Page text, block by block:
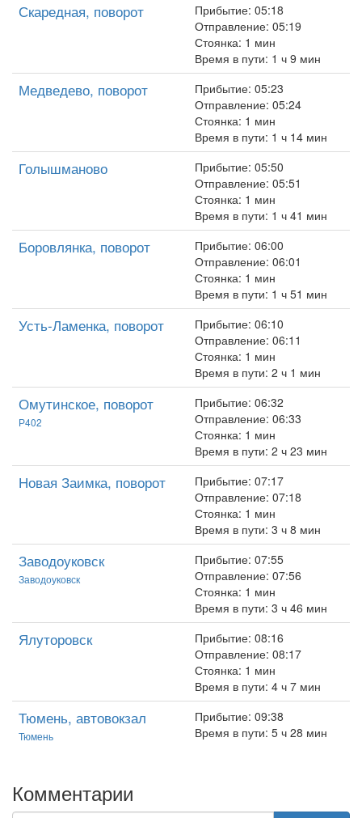
Скаредная, поворот
Прибытие: 05:18
Отправление: 05:19
Стоянка: 1 мин
Время в пути: 1 ч 9 мин
Медведево, поворот
Прибытие: 05:23
Отправление: 05:24
Стоянка: 1 мин
Время в пути: 1 ч 14 мин
Голышманово
Прибытие: 05:50
Отправление: 05:51
Стоянка: 1 мин
Время в пути: 1 ч 41 мин
Боровлянка, поворот
Прибытие: 06:00
Отправление: 06:01
Стоянка: 1 мин
Время в пути: 1 ч 51 мин
Усть-Ламенка, поворот
Прибытие: 06:10
Отправление: 06:11
Стоянка: 1 мин
Время в пути: 2 ч 1 мин
Омутинское, поворот
Р402
Прибытие: 06:32
Отправление: 06:33
Стоянка: 1 мин
Время в пути: 2 ч 23 мин
Новая Заимка, поворот
Прибытие: 07:17
Отправление: 07:18
Стоянка: 1 мин
Время в пути: 3 ч 8 мин
Заводоуковск
Заводоуковск
Прибытие: 07:55
Отправление: 07:56
Стоянка: 1 мин
Время в пути: 3 ч 46 мин
Ялуторовск
Прибытие: 08:16
Отправление: 08:17
Стоянка: 1 мин
Время в пути: 4 ч 7 мин
Тюмень, автовокзал
Тюмень
Прибытие: 09:38
Время в пути: 5 ч 28 мин
Комментарии